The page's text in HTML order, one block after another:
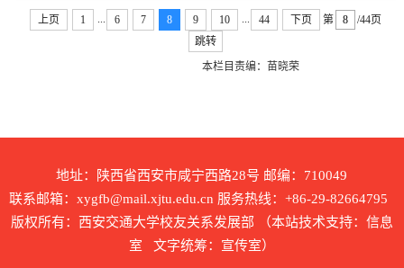
子学专业，获学士学位；1994—1997年就
读于西安交通大学电子材料专业，获硕士学
位；1997—2000年就读于西安交通大学物
上页 1 6 7 8 9 10 44 下页 第
/44页
跳转
本栏目责编：苗晓荣
地址：陕西省西安市咸宁西路28号 邮编：710049
联系邮箱：xygfb@mail.xjtu.edu.cn 服务热线：+86-29-82664795
版权所有：西安交通大学校友关系发展部 （本站技术支持：信息
室 文字统筹：宣传室）